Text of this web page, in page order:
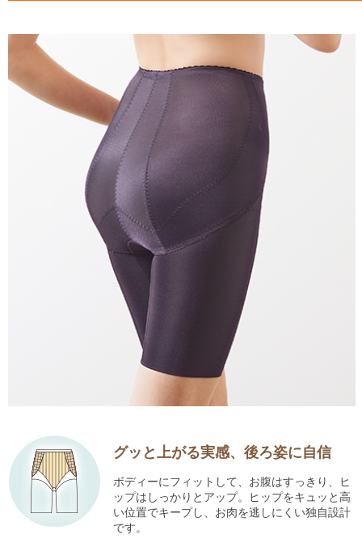
グッと上がる実感、後ろ姿に自信
ボディーにフィットして、お腹はすっきり、ヒ
ップはしっかりとアップ。ヒップをキュッと高
い位置でキープし、お肉を逃しにくい独自設計
です。